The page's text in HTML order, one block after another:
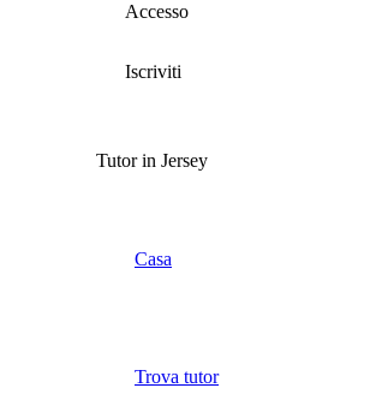
Accesso
Iscriviti
Tutor in Jersey
Casa
Trova tutor